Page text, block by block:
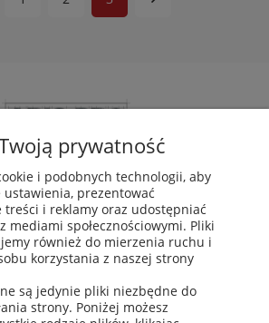
ABIS Pro sp. z o. o.
ul. Głogowska 11
30-416 Kraków
prywatność
i podobnych technologii, aby
prezentować
treści i reklamy oraz udostępniać
mediami społecznościowymi. Pliki
również do mierzenia ruchu i
korzystania z naszej strony
są jedynie pliki niezbędne do
strony. Poniżej możesz